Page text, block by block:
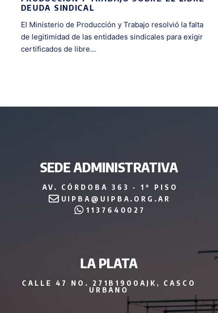
SINDICAL
de Producción y Trabajo resolvió la falta
de las entidades sindicales para exigir
de libre…
Riesgos
firmado
SEDE ADMINISTRATIVA
AV. CÓRDOBA 363 - 1° PISO
UIPBA@UIPBA.ORG.AR
1137640027
LA PLATA
CALLE 47 NO. 271B1900AJK, CASCO
URBANO